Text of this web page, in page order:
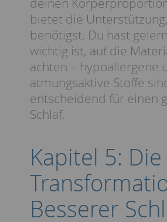
bietet die
benötigst. Du hast
wichtig ist, auf die
achten – hypoallergene
atmungsaktive Stoffe
entscheidend für einen
Schlaf.
Kapitel 5: Die
Besserer